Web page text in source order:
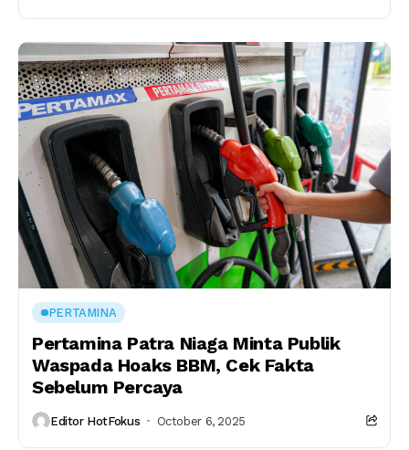
PERTAMINA
Pertamina Patra Niaga Minta Publik
Waspada Hoaks BBM, Cek Fakta
Sebelum Percaya
Editor HotFokus October 6, 2025